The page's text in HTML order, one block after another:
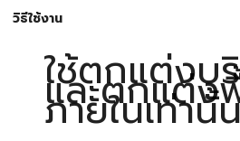
วิธีใช้งาน
ใช้ตกแต่งบ
และตกแต่ง
ภายในเท่านั้